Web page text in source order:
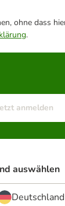
ohne dass
.
anmelden
auswählen